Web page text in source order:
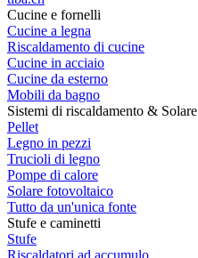
Cucine e fornelli
Cucine a legna
Riscaldamento di cucine
Cucine in acciaio
Cucine da esterno
Mobili da bagno
Sistemi di riscaldamento & Solare
Pellet
Legno in pezzi
Trucioli di legno
Pompe di calore
Solare fotovoltaico
Tutto da un'unica fonte
Stufe e caminetti
Stufe
Riscaldatori ad accumulo